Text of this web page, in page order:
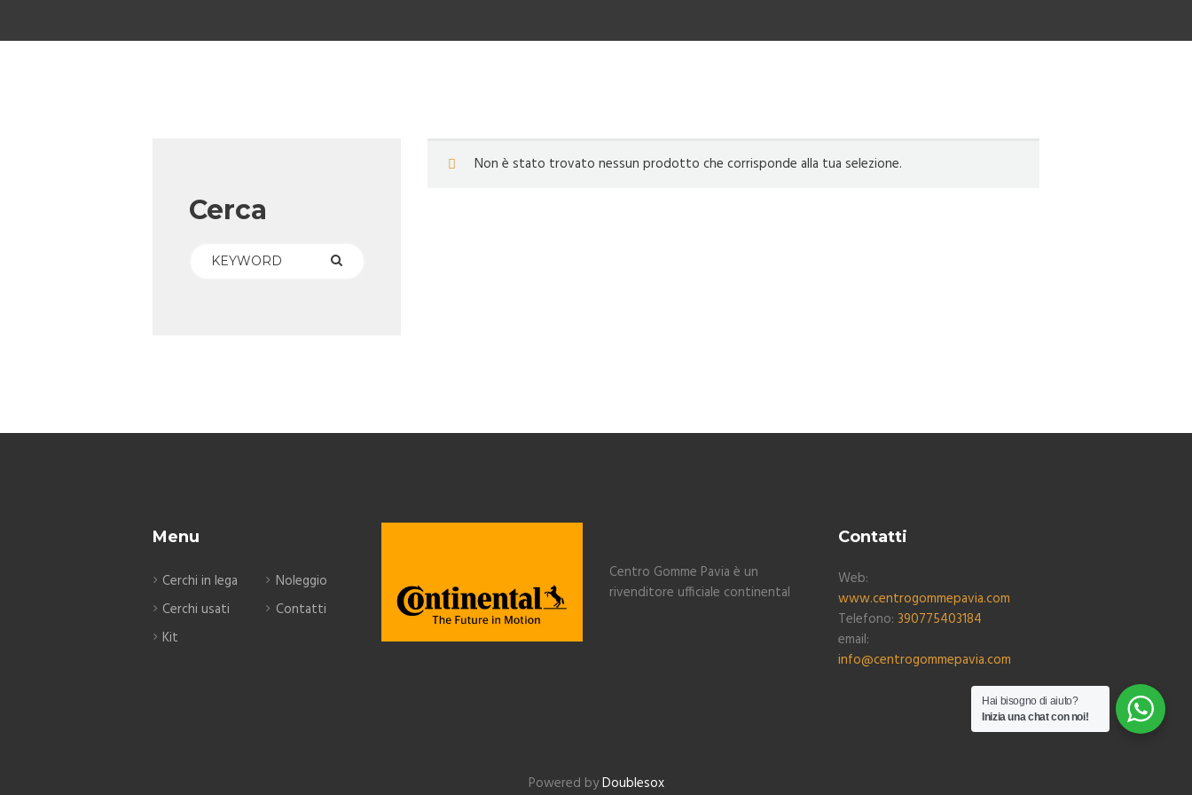
Non è stato trovato nessun prodotto che corrisponde alla tua selezione.
Cerca
Menu
Cerchi in lega
Cerchi usati
Kit
Noleggio
Contatti
Centro Gomme Pavia è un
rivenditore ufficiale continental
Contatti
Web:
www.centrogommepavia.com
Telefono: 390775403184
email:
info@centrogommepavia.com
Powered byDoublesox
Hai bisogno di aiuto?
Inizia una chat con noi!